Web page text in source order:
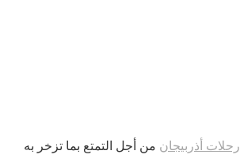
رحلات أذربيجان من أجل التمتع بما تزخر به